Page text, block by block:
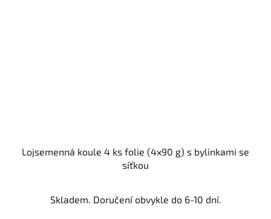
Lojsemenná koule 4 ks folie (4x90 g) s bylinkami se
síťkou
Skladem. Doručení obvykle do 6-10 dní.